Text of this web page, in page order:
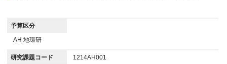
予算区分
AH 地環研
研究課題コード 1214AH001